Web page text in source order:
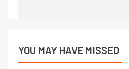
YOU MAY HAVE MISSED